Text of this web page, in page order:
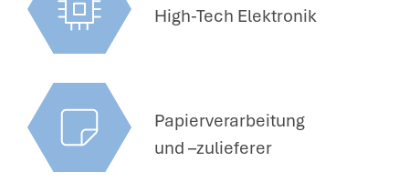
High-Tech Elektronik
Papierverarbeitung
und –zulieferer